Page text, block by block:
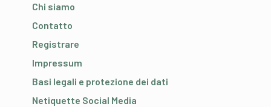
Chi siamo
Contatto
Registrare
Impressum
Basi legali e protezione dei dati
Netiquette Social Media